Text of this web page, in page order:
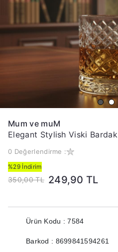
Mum ve muM
Elegant Stylish Viski Bardak
0 Değerlendirme :
%29 İndirim
350,00 TL 249,90 TL
Ürün Kodu : 7584
Barkod : 8699841594261